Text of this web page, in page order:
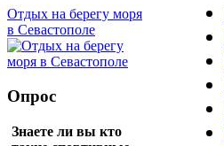
Отдых на берегу моря
в Севастополе
Опрос
Знаете ли вы кто